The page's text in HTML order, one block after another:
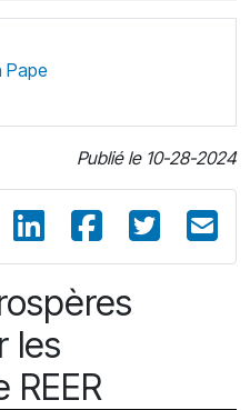
Pape
Publié le 10-28-2024
les
REER